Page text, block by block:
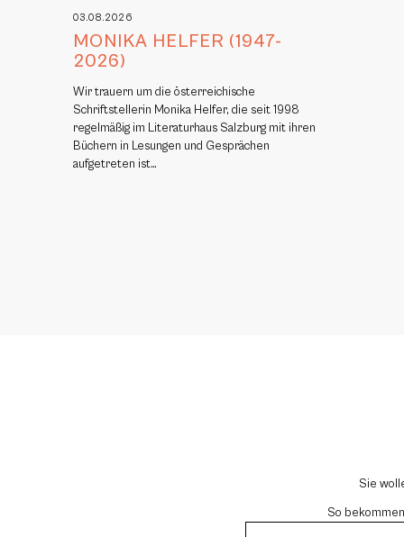
03.08.2026
MONIKA HELFER (1947-
2026)
Wir trauern um die österreichische
Schriftstellerin Monika Helfer, die seit 1998
regelmäßig im Literaturhaus Salzburg mit ihren
Büchern in Lesungen und Gesprächen
aufgetreten ist…
Sie
So